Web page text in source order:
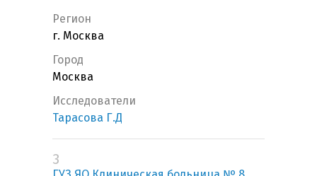
Регион
г. Москва
Город
Москва
Исследователи
Тарасова Г.Д
3